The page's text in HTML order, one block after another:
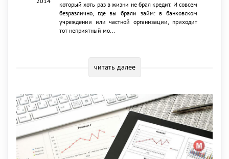
который хоть раз в жизни не брал кредит. И совсем
безразлично, где вы брали займ: в банковском
учреждении или частной организации, приходит
тот неприятный мо...
читать далее